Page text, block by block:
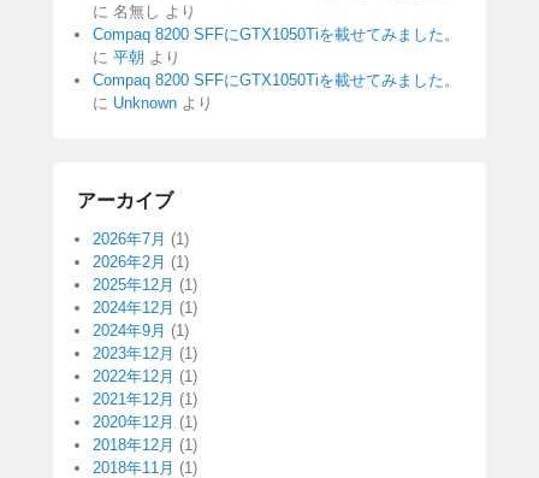
に 名無し より
Compaq 8200 SFFにGTX1050Tiを載せてみました。
に 平朝 より
Compaq 8200 SFFにGTX1050Tiを載せてみました。
に Unknown より
アーカイブ
2026年7月 (1)
2026年2月 (1)
2025年12月 (1)
2024年12月 (1)
2024年9月 (1)
2023年12月 (1)
2022年12月 (1)
2021年12月 (1)
2020年12月 (1)
2018年12月 (1)
2018年11月 (1)